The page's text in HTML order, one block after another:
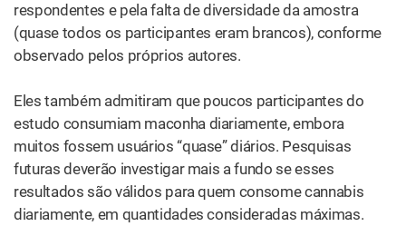
respondentes e pela falta de diversidade da amostra
(quase todos os participantes eram brancos), conforme
observado pelos próprios autores.
Eles também admitiram que poucos participantes do
estudo consumiam maconha diariamente, embora
muitos fossem usuários “quase” diários. Pesquisas
futuras deverão investigar mais a fundo se esses
resultados são válidos para quem consome cannabis
diariamente, em quantidades consideradas máximas.